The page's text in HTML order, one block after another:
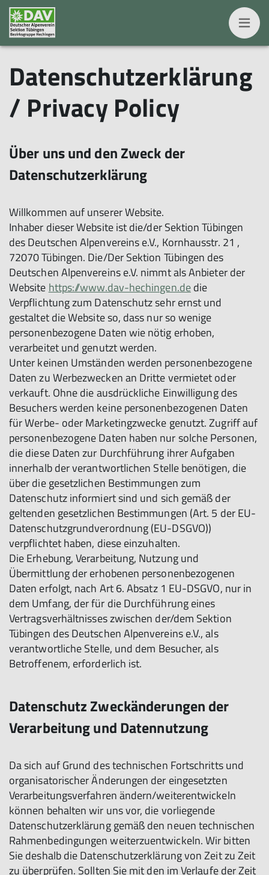
Datenschutzerklärung
/ Privacy Policy
Über uns und den Zweck der
Datenschutzerklärung
Willkommen auf unserer Website.
Inhaber dieser Website ist die/der Sektion Tübingen
des Deutschen Alpenvereins e.V., Kornhausstr. 21 ,
72070 Tübingen. Die/Der Sektion Tübingen des
Deutschen Alpenvereins e.V. nimmt als Anbieter der
Website https://www.dav-hechingen.dedie
Verpflichtung zum Datenschutz sehr ernst und
gestaltet die Website so, dass nur so wenige
personenbezogene Daten wie nötig erhoben,
verarbeitet und genutzt werden.
Unter keinen Umständen werden personenbezogene
Daten zu Werbezwecken an Dritte vermietet oder
verkauft. Ohne die ausdrückliche Einwilligung des
Besuchers werden keine personenbezogenen Daten
für Werbe- oder Marketingzwecke genutzt. Zugriff auf
personenbezogene Daten haben nur solche Personen,
die diese Daten zur Durchführung ihrer Aufgaben
innerhalb der verantwortlichen Stelle benötigen, die
über die gesetzlichen Bestimmungen zum
Datenschutz informiert sind und sich gemäß der
geltenden gesetzlichen Bestimmungen (Art. 5 der EU-
Datenschutzgrundverordnung (EU-DSGVO))
verpflichtet haben, diese einzuhalten.
Die Erhebung, Verarbeitung, Nutzung und
Übermittlung der erhobenen personenbezogenen
Daten erfolgt, nach Art 6. Absatz 1 EU-DSGVO, nur in
dem Umfang, der für die Durchführung eines
Vertragsverhältnisses zwischen der/dem Sektion
Tübingen des Deutschen Alpenvereins e.V., als
verantwortliche Stelle, und dem Besucher, als
Betroffenem, erforderlich ist.
Datenschutz Zweckänderungen der
Verarbeitung und Datennutzung
Da sich auf Grund des technischen Fortschritts und
organisatorischer Änderungen der eingesetzten
Verarbeitungsverfahren ändern/weiterentwickeln
können behalten wir uns vor, die vorliegende
Datenschutzerklärung gemäß den neuen technischen
Rahmenbedingungen weiterzuentwickeln. Wir bitten
Sie deshalb die Datenschutzerklärung von Zeit zu Zeit
zu überprüfen. Sollten Sie mit den im Verlaufe der Zeit